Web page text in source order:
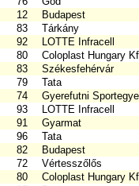
12
Budapest
83
Tárkány
92
LOTTE Infracell
80
Coloplast Hungary
83
Székesfehérvár
79
Tata
74
Gyerefutni
93
LOTTE Infracell
91
Gyarmat
96
Tata
82
Budapest
72
Vértesszőlős
80
Coloplast Hungary